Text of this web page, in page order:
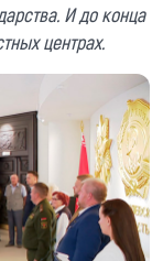
И до конца
центрах.